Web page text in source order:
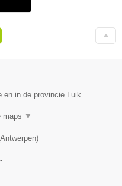
en in de provincie Luik.
maps ▼
Antwerpen)
-